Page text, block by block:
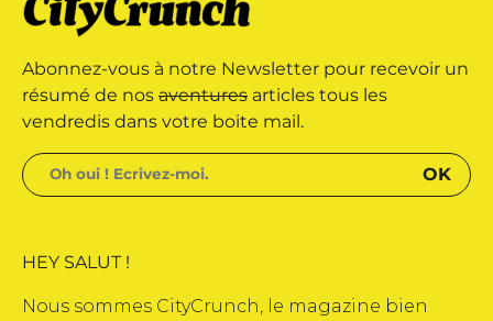
déposée • Tous droits
par Buena Onda Web •
Abonnez-vous à notre Newsletter pour recevoir un
résumé de nos aventures articles tous les
vendredis dans votre boite mail.
HEY SALUT !
Nous sommes CityCrunch, le magazine bien